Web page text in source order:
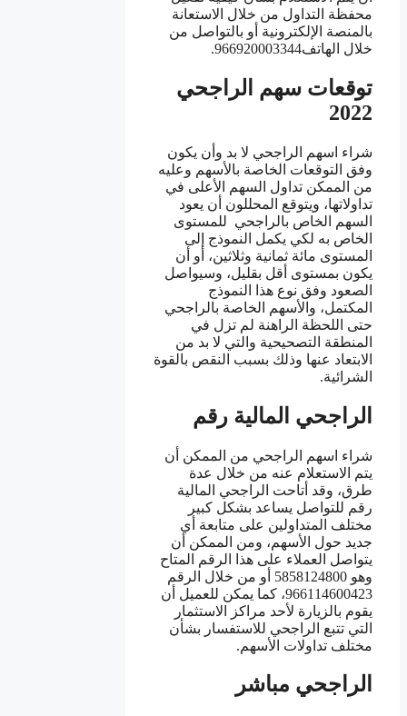
محفظة التداول من خلال الاستعانة
بالمنصة الإلكترونية أو بالتواصل من
خلال الهاتف966920003344.
توقعات سهم الراجحي
2022
شراء اسهم الراجحي لا بد وأن يكون
وفق التوقعات الخاصة بالأسهم وعليه
من الممكن تداول السهم الأعلى في
تداولاتها، ويتوقع المحللون أن يعود
السهم الخاص بالراجحي للمستوى
الخاص به لكي يكمل النموذج إلى
المستوى مائة ثمانية وثلاثين، أو أن
يكون بمستوى أقل بقليل، وسيواصل
الصعود وفق نوع هذا النموذج
المكتمل، والأسهم الخاصة بالراجحي
حتى اللحظة الراهنة لم تزل في
المنطقة التصحيحية والتي لا بد من
الابتعاد عنها وذلك بسبب النقص بالقوة
الشرائية.
الراجحي المالية رقم
شراء اسهم الراجحي من الممكن أن
يتم الاستعلام عنه من خلال عدة
طرق، وقد أتاحت الراجحي المالية
رقم للتواصل يساعد بشكل كبير
مختلف المتداولين على متابعة أي
جديد حول الأسهم، ومن الممكن أن
يتواصل العملاء على هذا الرقم المتاح
وهو 5858124800 أو من خلال الرقم
966114600423، كما يمكن للعميل أن
يقوم بالزيارة لأحد مراكز الاستثمار
التي تتبع الراجحي للاستفسار بشأن
مختلف تداولات الأسهم.
الراجحي مباشر